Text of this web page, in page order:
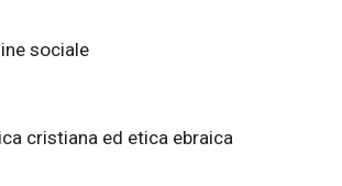
sociale
cristiana ed etica ebraica